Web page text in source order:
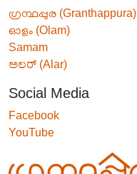
ഗ്രന്ഥപ്പുര (Granthappura)
ഓളം (Olam)
Samam
ಅಲರ್ (Alar)
Social Media
Facebook
YouTube